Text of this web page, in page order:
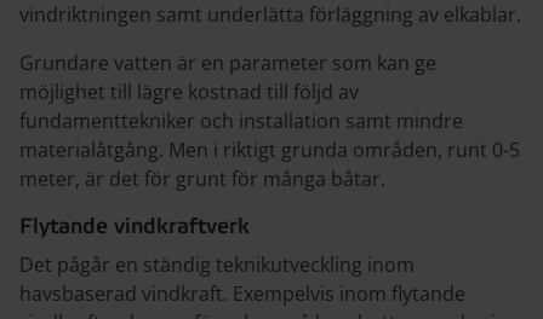
vindriktningen samt underlätta förläggning av elkablar.
Grundare vatten är en parameter som kan ge
möjlighet till lägre kostnad till följd av
fundamenttekniker och installation samt mindre
materialåtgång. Men i riktigt grunda områden, runt 0-5
meter, är det för grunt för många båtar.
Flytande vindkraftverk
Det pågår en ständig teknikutveckling inom
havsbaserad vindkraft. Exempelvis inom flytande